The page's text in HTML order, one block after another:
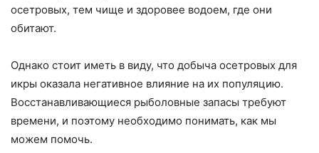
осетровых, тем чище и здоровее водоем, где они
обитают.
Однако стоит иметь в виду, что добыча осетровых для
икры оказала негативное влияние на их популяцию.
Восстанавливающиеся рыболовные запасы требуют
времени, и поэтому необходимо понимать, как мы
можем помочь.